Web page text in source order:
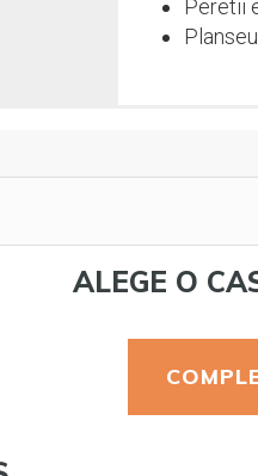
Peretii
ALEGE O